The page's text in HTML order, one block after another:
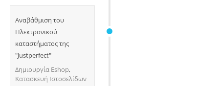
Αναβάθμιση του
Ηλεκτρονικού
καταστήματος της
"Justperfect"
Δημιουργία Eshop,
Κατασκευή Ιστοσελίδων